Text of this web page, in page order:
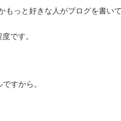
もっと好きな人がブログを書い
です。
すから。